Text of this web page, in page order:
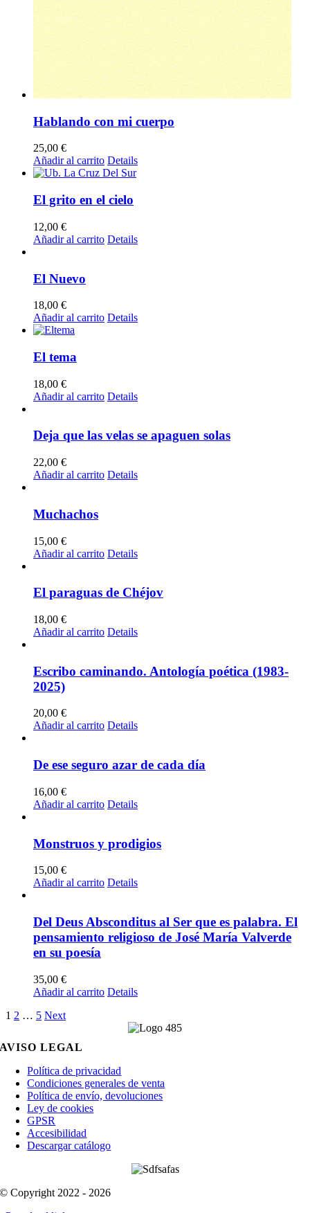
Hablando con mi cuerpo
25,00 €
Añadir al carrito Details
El grito en el cielo
12,00 €
Añadir al carrito Details
El Nuevo
18,00 €
Añadir al carrito Details
El tema
18,00 €
Añadir al carrito Details
Deja que las velas se apaguen solas
22,00 €
Añadir al carrito Details
Muchachos
15,00 €
Añadir al carrito Details
El paraguas de Chéjov
18,00 €
Añadir al carrito Details
Escribo caminando. Antología poética (1983-
2025)
20,00 €
Añadir al carrito Details
De ese seguro azar de cada día
16,00 €
Añadir al carrito Details
Monstruos y prodigios
15,00 €
Añadir al carrito Details
Del Deus Absconditus al Ser que es palabra. El
pensamiento religioso de José María Valverde
en su poesía
35,00 €
Añadir al carrito Details
1 2 … 5 Next
AVISO LEGAL
Política de privacidad
Condiciones generales de venta
Política de envío, devoluciones
Ley de cookies
GPSR
Accesibilidad
Descargar catálogo
© Copyright 2022 - 2026